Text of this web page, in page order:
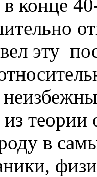
конце
эту
теории
в